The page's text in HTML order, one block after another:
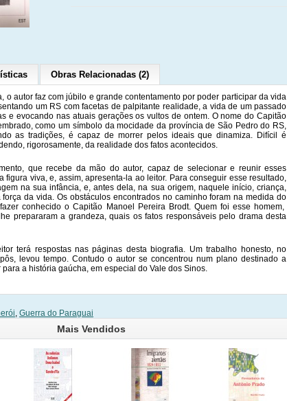
Obras Relacionadas (2)
o autor faz com júbilo e grande contentamento por poder participar da vida
um RS com facetas de palpitante realidade, a vida de um passado
e evocando nas atuais gerações os vultos de ontem. O nome do Capitão
como um símbolo da mocidade da província de São Pedro do RS,
as tradições, é capaz de morrer pelos ideais que dinamiza. Difícil é
rigorosamente, da realidade dos fatos acontecidos.
que recebe da mão do autor, capaz de selecionar e reunir esses
figura viva, e, assim, apresenta-la ao leitor. Para conseguir esse resultado,
na sua infância, e, antes dela, na sua origem, naquele início, criança,
da vida. Os obstáculos encontrados no caminho foram na medida do
conhecido o Capitão Manoel Pereira Brodt. Quem foi esse homem,
prepararam a grandeza, quais os fatos responsáveis pelo drama desta
terá respostas nas páginas desta biografia. Um trabalho honesto, no
levou tempo. Contudo o autor se concentrou num plano destinado a
a história gaúcha, em especial do Vale dos Sinos.
, Guerra do Paraguai
Mais Vendidos